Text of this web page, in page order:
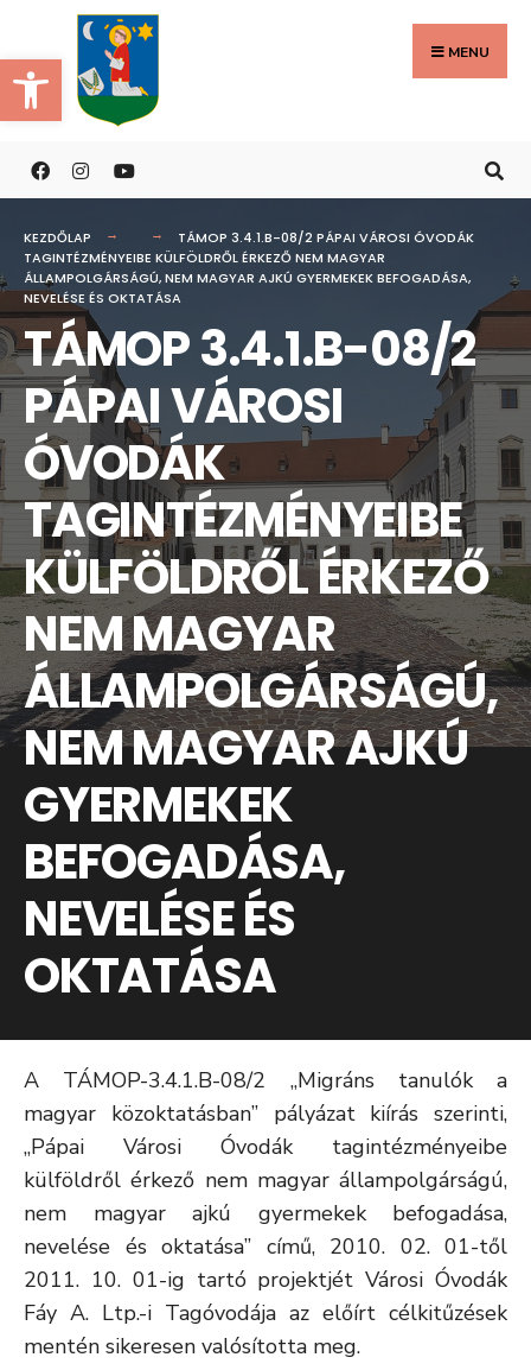
Eszköztár megnyitása
to
content
MENU
KEZDŐLAP
TÁMOP 3.4.1.B-08/2 PÁPAI VÁROSI ÓVODÁK
TAGINTÉZMÉNYEIBE KÜLFÖLDRŐL ÉRKEZŐ NEM MAGYAR
ÁLLAMPOLGÁRSÁGÚ, NEM MAGYAR AJKÚ GYERMEKEK BEFOGADÁSA,
NEVELÉSE ÉS OKTATÁSA
TÁMOP 3.4.1.B-08/2
PÁPAI VÁROSI
ÓVODÁK
TAGINTÉZMÉNYEIBE
KÜLFÖLDRŐL ÉRKEZŐ
NEM MAGYAR
ÁLLAMPOLGÁRSÁGÚ,
NEM MAGYAR AJKÚ
GYERMEKEK
BEFOGADÁSA,
NEVELÉSE ÉS
OKTATÁSA
A TÁMOP-3.4.1.B-08/2 „Migráns tanulók a
magyar közoktatásban” pályázat kiírás szerinti,
„Pápai Városi Óvodák tagintézményeibe
külföldről érkező nem magyar állampolgárságú,
nem magyar ajkú gyermekek befogadása,
nevelése és oktatása” című, 2010. 02. 01-től
2011. 10. 01-ig tartó projektjét Városi Óvodák
Fáy A. Ltp.-i Tagóvodája az előírt célkitűzések
mentén sikeresen valósította meg.
Search